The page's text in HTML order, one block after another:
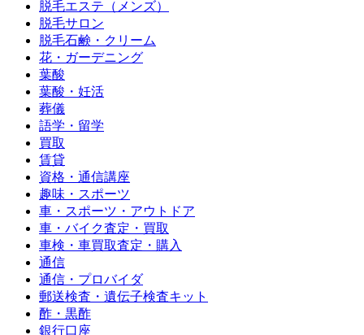
脱毛エステ（メンズ）
脱毛サロン
脱毛石鹸・クリーム
花・ガーデニング
葉酸
葉酸・妊活
葬儀
語学・留学
買取
賃貸
資格・通信講座
趣味・スポーツ
車・スポーツ・アウトドア
車・バイク査定・買取
車検・車買取査定・購入
通信
通信・プロバイダ
郵送検査・遺伝子検査キット
酢・黒酢
銀行口座